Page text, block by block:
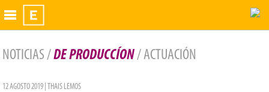
Exhibidor
NOTICIAS /DE PRODUCCÍON/ ACTUACIÓN
12 AGOSTO 2019 | THAIS LEMOS